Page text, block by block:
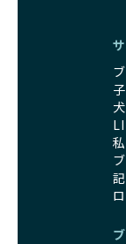
BreederFamilies
身ともに健康に
遺伝的なリスク
考えられた食事
さらに獣医師と
その結果、
気で健康なスタ
子犬の社会性は
イントです。
コミュニケーシ
健康を最優先に
カラーの子犬を
事管理もしっか
ワンちゃんの健
「見た目以上に
引退犬とは、繁
優良ブリーダー
信頼できる相手